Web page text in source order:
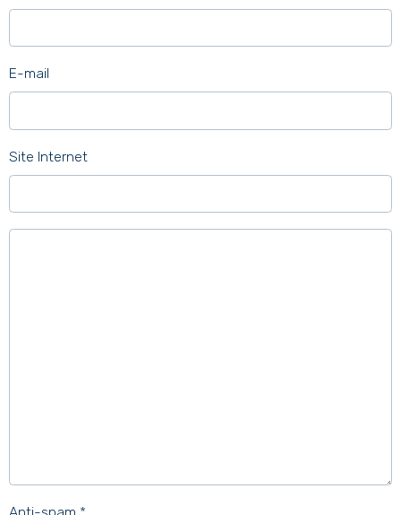
E-mail
Site Internet
Anti-spam